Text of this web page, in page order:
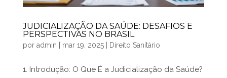
JUDICIALIZAÇÃO DA SAÚDE: DESAFIOS E
PERSPECTIVAS NO BRASIL
por admin mar 19, 2025| Direito Sanitário
1. Introdução: O Que É a Judicialização da Saúde?